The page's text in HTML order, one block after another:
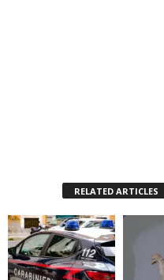
RELATED ARTICLES